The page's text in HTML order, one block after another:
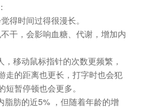
得时间过得很漫长。
干，会影响血糖、代谢，增加内
移动鼠标指针的次数更频繁，
走的距离也更长，打字时也会犯
暂停顿也会更多。
脂肪的近5% ，但随着年龄的增